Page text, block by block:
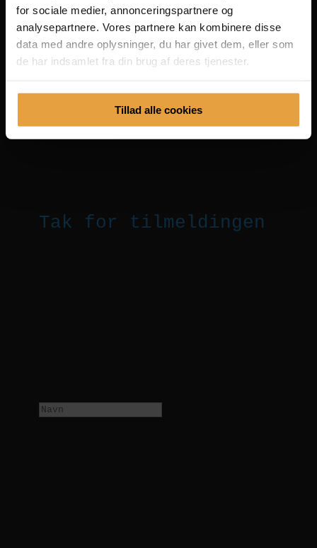
for sociale medier, annonceringspartnere og
analysepartnere. Vores partnere kan kombinere disse
data med andre oplysninger, du har givet dem, eller som
de har indsamlet fra din brug af deres tjenester.
Tillad alle cookies
NYHEDSBREV
Tak for tilmeldingen